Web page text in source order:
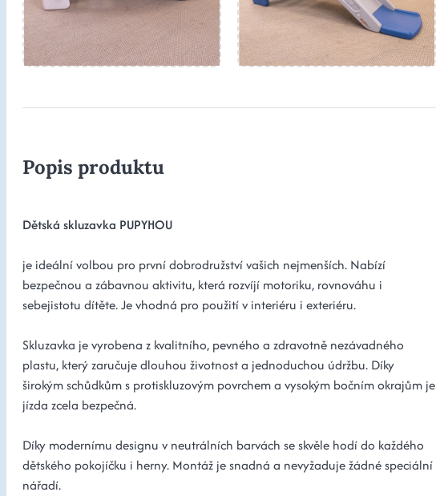
Popis produktu
Dětská skluzavka PUPYHOU
je ideální volbou pro první dobrodružství vašich nejmenších. Nabízí
bezpečnou a zábavnou aktivitu, která rozvíjí motoriku, rovnováhu i
sebejistotu dítěte. Je vhodná pro použití v interiéru i exteriéru.
Skluzavka je vyrobena z kvalitního, pevného a zdravotně nezávadného
plastu, který zaručuje dlouhou životnost a jednoduchou údržbu. Díky
širokým schůdkům s protiskluzovým povrchem a vysokým bočním okrajům je
jízda zcela bezpečná.
Díky modernímu designu v neutrálních barvách se skvěle hodí do každého
dětského pokojíčku i herny. Montáž je snadná a nevyžaduje žádné speciální
nářadí.